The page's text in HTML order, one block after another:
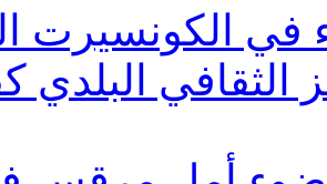
في الكونسيرت
الثقافي البلدي